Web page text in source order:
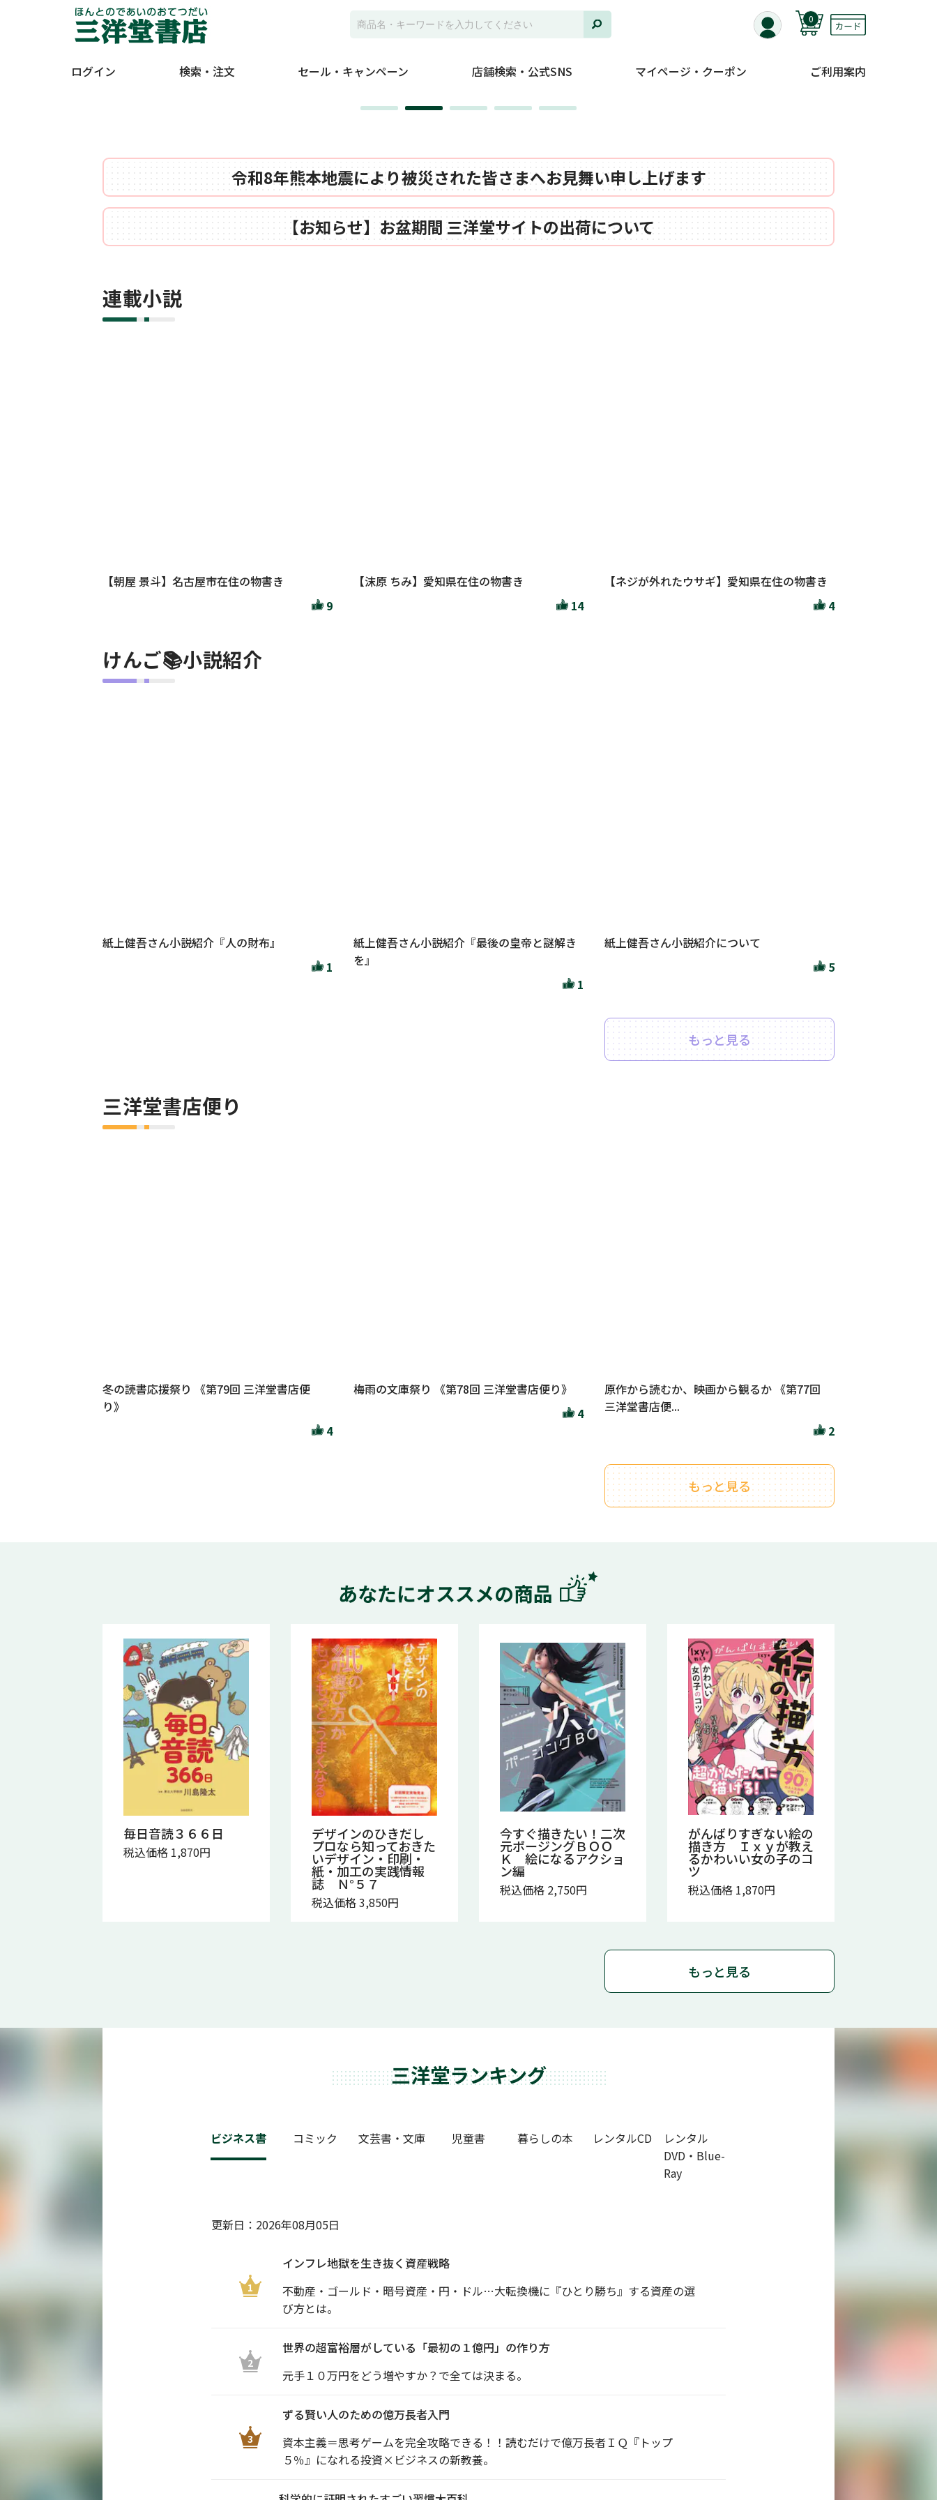
0
ログイン 検索・注文 セール・キャンペーン 店舗検索・公式SNS マイページ・クーポン ご利用案内
令和8年熊本地震により被災された皆さまへお見舞い申し上げます
【お知らせ】お盆期間 三洋堂サイトの出荷について
連載小説
【朝屋 景斗】名古屋市在住の物書き
9
【沫原 ちみ】愛知県在住の物書き
14
【ネジが外れたウサギ】愛知県在住の物書き
4
けんご📚小説紹介
紙上健吾さん小説紹介『人の財布』
1
紙上健吾さん小説紹介『最後の皇帝と謎解き
を』
1
紙上健吾さん小説紹介について
5
もっと見る
三洋堂書店便り
冬の読書応援祭り 《第79回 三洋堂書店便
り》
4
梅雨の文庫祭り 《第78回 三洋堂書店便り》
4
原作から読むか、映画から観るか 《第77回
三洋堂書店便...
2
もっと見る
あなたにオススメの商品
毎日音読３６６日
税込価格 1,870円
デザインのひきだし
プロなら知っておきた
いデザイン・印刷・
紙・加工の実践情報
誌 Ｎ°５７
税込価格 3,850円
今すぐ描きたい！二次
元ポージングＢＯＯ
Ｋ 絵になるアクショ
ン編
税込価格 2,750円
がんばりすぎない絵の
描き方 Ｉｘｙが教え
るかわいい女の子のコ
ツ
税込価格 1,870円
もっと見る
三洋堂ランキング
ビジネス書 コミック 文芸書・文庫 児童書 暮らしの本 レンタルCD
レンタル
DVD・Blue-
Ray
更新日： 2026年08月05日
1
インフレ地獄を生き抜く資産戦略
不動産・ゴールド・暗号資産・円・ドル…大転換機に『ひとり勝ち』する資産の選
び方とは。
2
世界の超富裕層がしている「最初の１億円」の作り方
元手１０万円をどう増やすか？で全ては決まる。
3
ずる賢い人のための億万長者入門
資本主義＝思考ゲームを完全攻略できる！！読むだけで億万長者ＩＱ『トップ
５％』になれる投資×ビジネスの新教養。